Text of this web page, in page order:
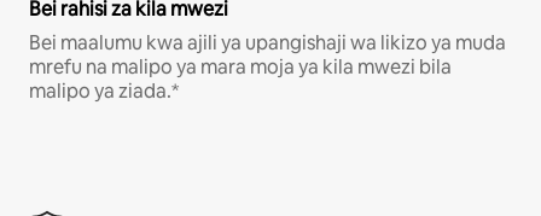
Bei rahisi za kila mwezi
Bei maalumu kwa ajili ya upangishaji wa likizo ya muda
mrefu na malipo ya mara moja ya kila mwezi bila
malipo ya ziada.*